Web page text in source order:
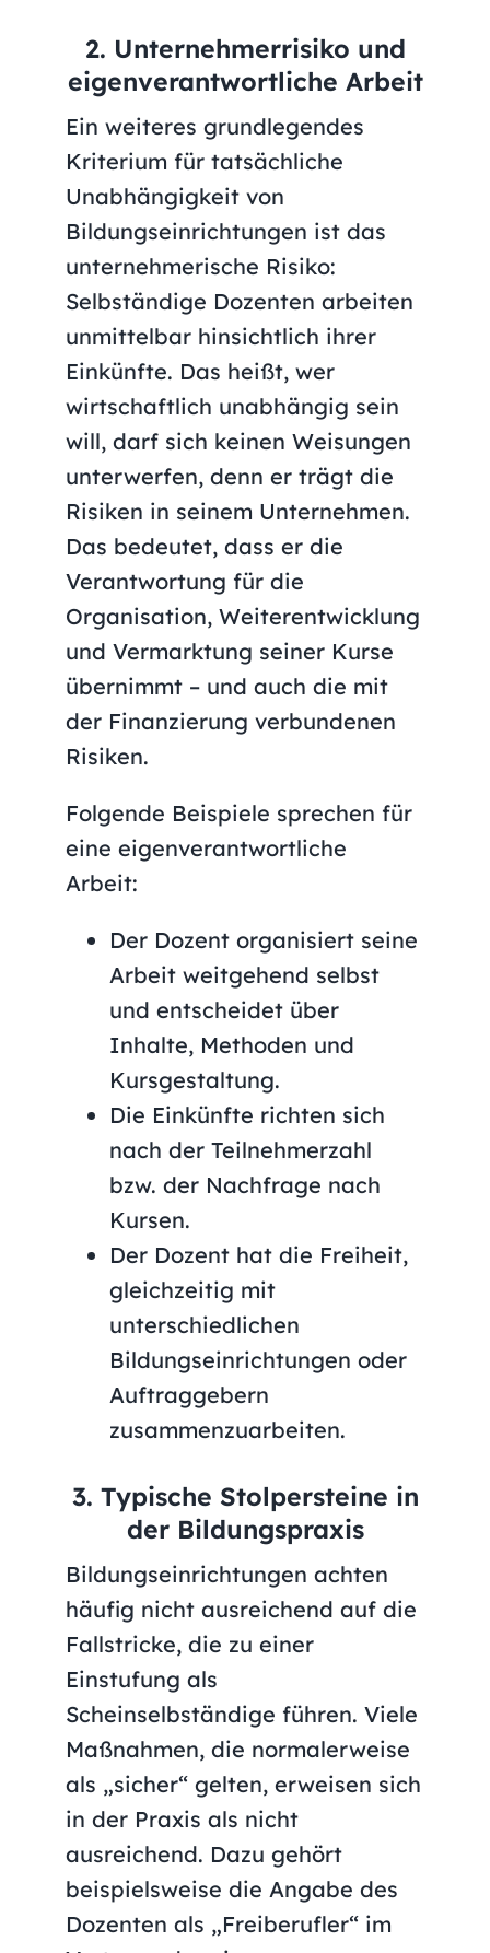
2. Unternehmerrisiko und
eigenverantwortliche Arbeit
Ein weiteres grundlegendes
Kriterium für tatsächliche
Unabhängigkeit von
Bildungseinrichtungen ist das
unternehmerische Risiko:
Selbständige Dozenten arbeiten
unmittelbar hinsichtlich ihrer
Einkünfte. Das heißt, wer
wirtschaftlich unabhängig sein
will, darf sich keinen Weisungen
unterwerfen, denn er trägt die
Risiken in seinem Unternehmen.
Das bedeutet, dass er die
Verantwortung für die
Organisation, Weiterentwicklung
und Vermarktung seiner Kurse
übernimmt – und auch die mit
der Finanzierung verbundenen
Risiken.
Folgende Beispiele sprechen für
eine eigenverantwortliche
Arbeit:
Der Dozent organisiert seine
Arbeit weitgehend selbst
und entscheidet über
Inhalte, Methoden und
Kursgestaltung.
Die Einkünfte richten sich
nach der Teilnehmerzahl
bzw. der Nachfrage nach
Kursen.
Der Dozent hat die Freiheit,
gleichzeitig mit
unterschiedlichen
Bildungseinrichtungen oder
Auftraggebern
zusammenzuarbeiten.
3. Typische Stolpersteine in
der Bildungspraxis
Bildungseinrichtungen achten
häufig nicht ausreichend auf die
Fallstricke, die zu einer
Einstufung als
Scheinselbständige führen. Viele
Maßnahmen, die normalerweise
als „sicher“ gelten, erweisen sich
in der Praxis als nicht
ausreichend. Dazu gehört
beispielsweise die Angabe des
Dozenten als „Freiberufler“ im